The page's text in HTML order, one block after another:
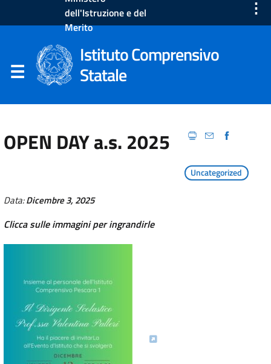
dell'Istruzione e del
Merito
⋮
Istituto Comprensivo
Statale
OPEN DAY a.s. 2025
Uncategorized
Data:Dicembre 3, 2025
Clicca sulle immagini per ingrandirle